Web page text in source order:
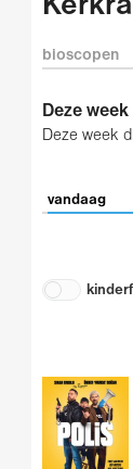
bioscopen
Deze
Deze week
vandaag